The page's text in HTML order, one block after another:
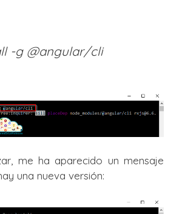
-g @angular/cli
me ha aparecido un mensaje
una nueva versión: